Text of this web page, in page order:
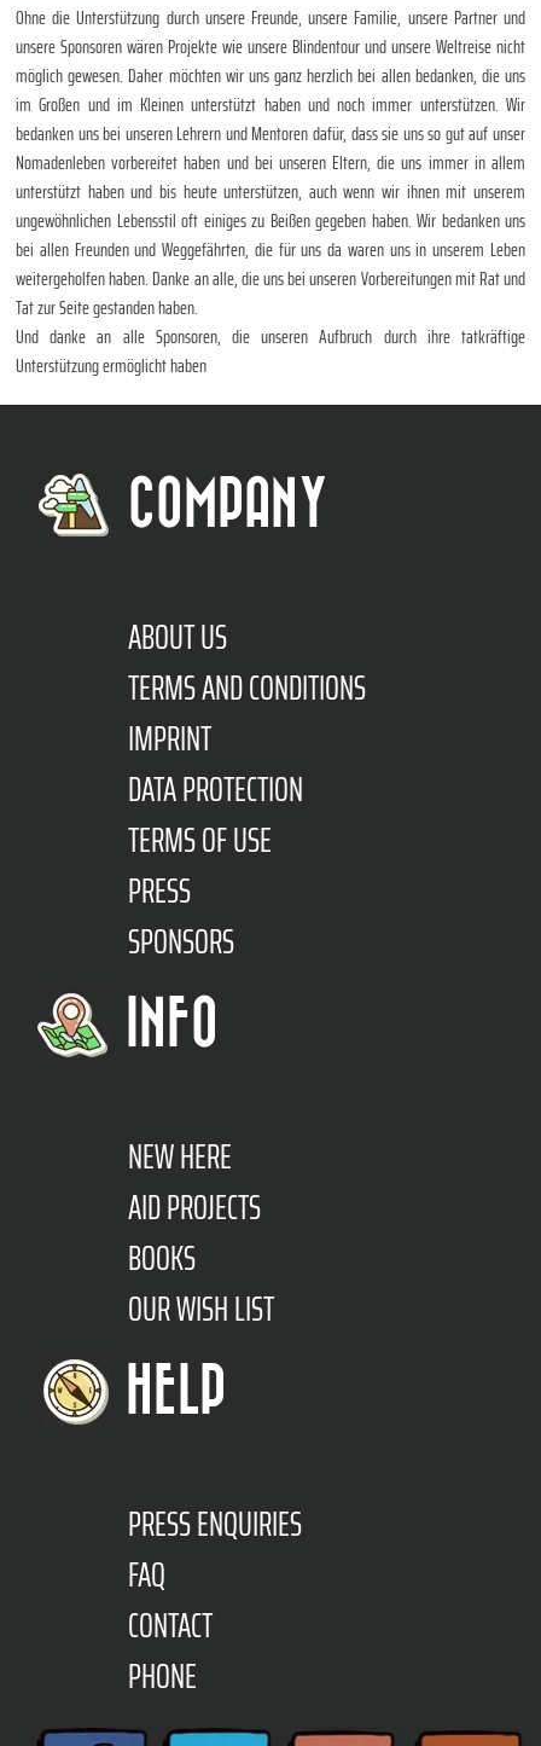
Ohne die Unterstützung durch unsere Freunde, unsere Familie, unsere Partner und
unsere Sponsoren wären Projekte wie unsere Blindentour und unsere Weltreise nicht
möglich gewesen. Daher möchten wir uns ganz herzlich bei allen bedanken, die uns
im Großen und im Kleinen unterstützt haben und noch immer unterstützen. Wir
bedanken uns bei unseren Lehrern und Mentoren dafür, dass sie uns so gut auf unser
Nomadenleben vorbereitet haben und bei unseren Eltern, die uns immer in allem
unterstützt haben und bis heute unterstützen, auch wenn wir ihnen mit unserem
ungewöhnlichen Lebensstil oft einiges zu Beißen gegeben haben. Wir bedanken uns
bei allen Freunden und Weggefährten, die für uns da waren uns in unserem Leben
weitergeholfen haben. Danke an alle, die uns bei unseren Vorbereitungen mit Rat und
Tat zur Seite gestanden haben.
Und danke an alle Sponsoren, die unseren Aufbruch durch ihre tatkräftige
Unterstützung ermöglicht haben
COMPANY
ABOUT US
TERMS AND CONDITIONS
IMPRINT
DATA PROTECTION
TERMS OF USE
PRESS
SPONSORS
INFO
NEW HERE
AID PROJECTS
BOOKS
OUR WISH LIST
HELP
PRESS ENQUIRIES
FAQ
CONTACT
PHONE